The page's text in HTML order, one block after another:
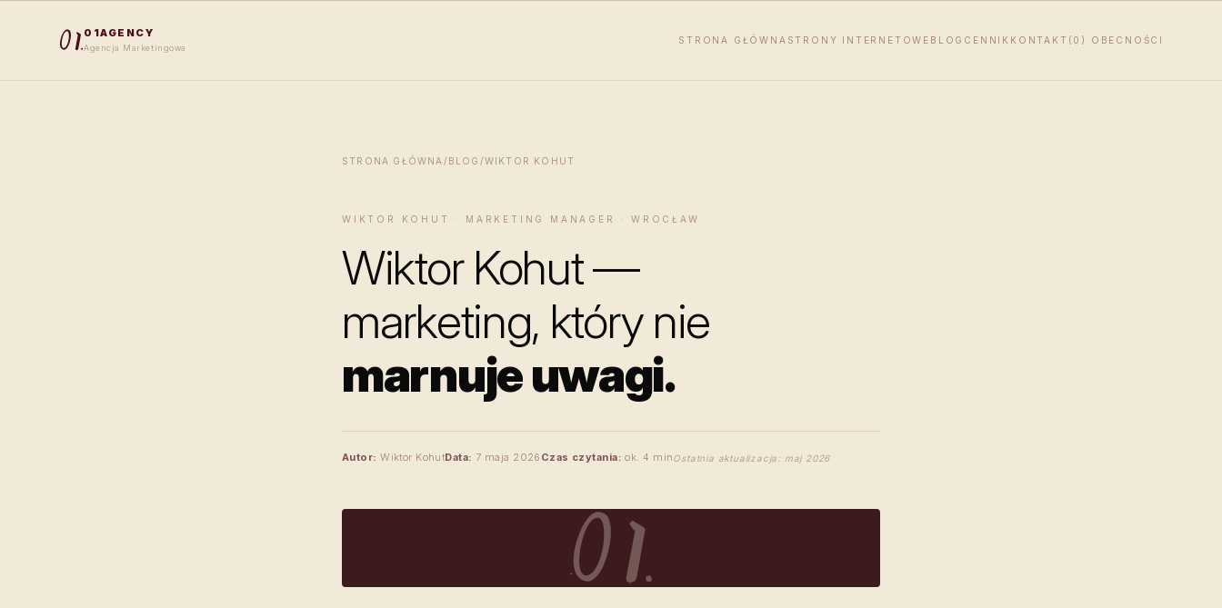
01AGENCY
Agencja Marketingowa
STRONA GŁÓWNA STRONY INTERNETOWE BLOG CENNIK KONTAKT (0) OBECNOŚCI
STRONA GŁÓWNA / BLOG /WIKTOR KOHUT
WIKTOR KOHUT · MARKETING MANAGER · WROCŁAW
Wiktor Kohut —
marketing, który nie
marnuje uwagi.
Autor: Wiktor KohutData: 7 maja 2026 Czas czytania: ok. 4 minOstatnia aktualizacja: maj 2026